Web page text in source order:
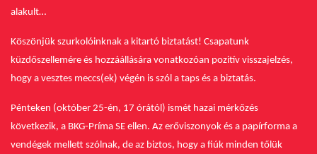
alakult…
Köszönjük szurkolóinknak a kitartó biztatást! Csapatunk
küzdőszellemére és hozzáállására vonatkozóan pozitív visszajelzés,
hogy a vesztes meccs(ek) végén is szól a taps és a biztatás.
Pénteken (október 25-én, 17 órától) ismét hazai mérkőzés
következik, a BKG-Príma SE ellen. Az erőviszonyok és a papírforma a
vendégek mellett szólnak, de az biztos, hogy a fiúk minden tőlük